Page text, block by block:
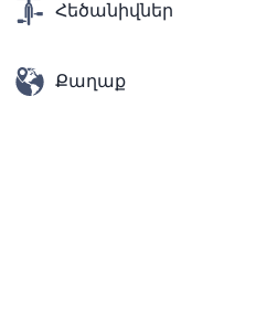
Հեծանիվներ
Քաղաք